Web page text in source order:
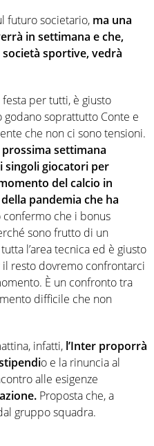
futuro societario, ma una
in settimana e che,
sportive, vedrà
per tutti, è giusto
soprattutto Conte e
che non ci sono tensioni.
settimana
singoli giocatori per
del calcio in
pandemia che ha
confermo che i bonus
sono frutto di un
l’area tecnica ed è giusto
il resto dovremo confrontarci
È un confronto tra
difficile che non
infatti, l’Inter proporrà
o e la rinuncia al
alle esigenze
Proposta che, a
gruppo squadra.